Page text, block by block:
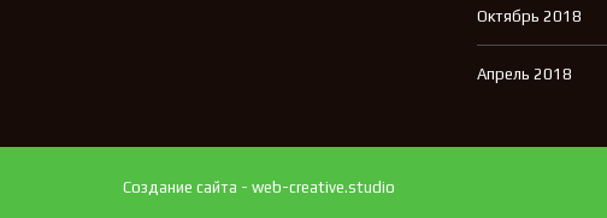
Октябрь 2018
Апрель 2018
Создание сайта - web-creative.studio